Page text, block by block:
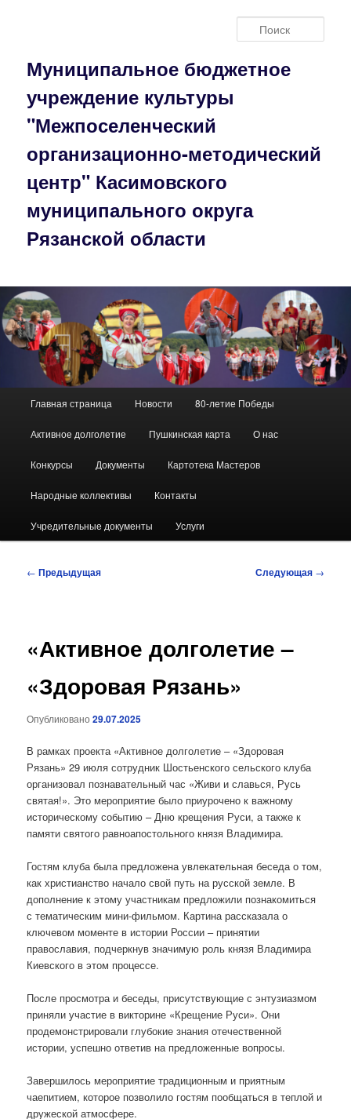
Муниципальное бюджетное
учреждение культуры
"Межпоселенческий
организационно-методический
центр" Касимовского
муниципального округа
Рязанской области
Главная страница Новости 80-летие Победы
Активное долголетие Пушкинская карта О нас
Конкурсы Документы Картотека Мастеров
Народные коллективы Контакты
Учредительные документы Услуги
Навигация
← Предыдущая Следующая →
«Активное долголетие –
«Здоровая Рязань»
Опубликовано29.07.2025
В рамках проекта «Активное долголетие – «Здоровая
Рязань» 29 июля сотрудник Шостьенского сельского клуба
организовал познавательный час «Живи и славься, Русь
святая!». Это мероприятие было приурочено к важному
историческому событию – Дню крещения Руси, а также к
памяти святого равноапостольного князя Владимира.
Гостям клуба была предложена увлекательная беседа о том,
как христианство начало свой путь на русской земле. В
дополнение к этому участникам предложили познакомиться
с тематическим мини-фильмом. Картина рассказала о
ключевом моменте в истории России – принятии
православия, подчеркнув значимую роль князя Владимира
Киевского в этом процессе.
После просмотра и беседы, присутствующие с энтузиазмом
приняли участие в викторине «Крещение Руси». Они
продемонстрировали глубокие знания отечественной
истории, успешно ответив на предложенные вопросы.
Завершилось мероприятие традиционным и приятным
чаепитием, которое позволило гостям пообщаться в теплой и
дружеской атмосфере.